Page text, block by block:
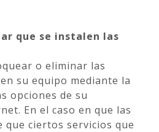
que se instalen las
o eliminar las
su equipo mediante la
opciones de su
En el caso en que las
que ciertos servicios que